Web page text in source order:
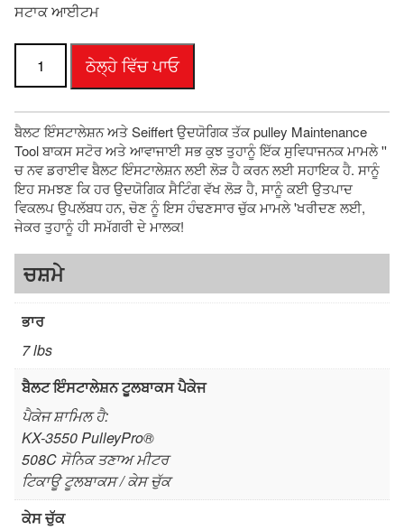
ਸਟਾਕ ਆਈਟਮ
KX-
3550
PulleyPro®
ਬੈਲਟ
ਸਥਾਪਨਾ
&
ਮੇਨਟੇਨੈਂਸ
ਟੂਲਬਾਕਸ
ਦੀ
ਮਾਤਰਾ
ਠੇਲ੍ਹੇ ਵਿੱਚ ਪਾਓ
ਬੈਲਟ ਇੰਸਟਾਲੇਸ਼ਨ ਅਤੇ Seiffert ਉਦਯੋਗਿਕ ਤੱਕ pulley Maintenance
Tool ਬਾਕਸ ਸਟੋਰ ਅਤੇ ਆਵਾਜਾਈ ਸਭ ਕੁਝ ਤੁਹਾਨੂੰ ਇੱਕ ਸੁਵਿਧਾਜਨਕ ਮਾਮਲੇ ''
ਚ ਨਵ ਡਰਾਈਵ ਬੈਲਟ ਇੰਸਟਾਲੇਸ਼ਨ ਲਈ ਲੋੜ ਹੈ ਕਰਨ ਲਈ ਸਹਾਇਕ ਹੈ. ਸਾਨੂੰ
ਇਹ ਸਮਝਣ ਕਿ ਹਰ ਉਦਯੋਗਿਕ ਸੈਟਿੰਗ ਵੱਖ ਲੋੜ ਹੈ, ਸਾਨੂੰ ਕਈ ਉਤਪਾਦ
ਵਿਕਲਪ ਉਪਲੱਬਧ ਹਨ, ਚੋਣ ਨੂੰ ਇਸ ਹੰਢਣਸਾਰ ਚੁੱਕ ਮਾਮਲੇ 'ਖਰੀਦਣ ਲਈ,
ਜੇਕਰ ਤੁਹਾਨੂੰ ਹੀ ਸਮੱਗਰੀ ਦੇ ਮਾਲਕ!
ਚਸ਼ਮੇ
ਭਾਰ
7 lbs
ਬੈਲਟ ਇੰਸਟਾਲੇਸ਼ਨ ਟੂਲਬਾਕਸ ਪੈਕੇਜ
ਪੈਕੇਜ ਸ਼ਾਮਿਲ ਹੈ:
KX-3550 PulleyPro®
508C ਸੋਨਿਕ ਤਣਾਅ ਮੀਟਰ
ਟਿਕਾਊ ਟੂਲਬਾਕਸ / ਕੇਸ ਚੁੱਕ
ਕੇਸ ਚੁੱਕ